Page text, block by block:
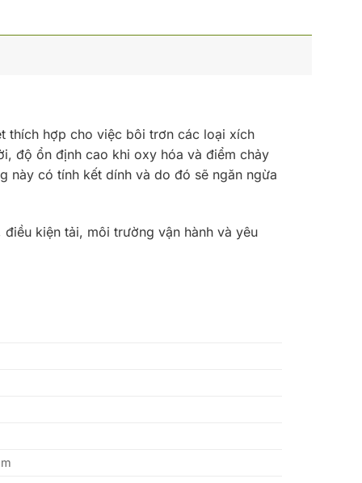
thích hợp cho việc bôi trơn các loại xích
độ ổn định cao khi oxy hóa và điểm chảy
này có tính kết dính và do đó sẽ ngăn ngừa
kiện tải, môi trường vận hành và yêu